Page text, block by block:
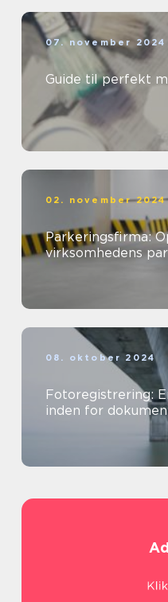
07. november 2024
Guide til perfekt
02. november 2024
Parkeringsfirma:
virksomhedens
08. oktober 2024
Fotoregistrering:
inden for